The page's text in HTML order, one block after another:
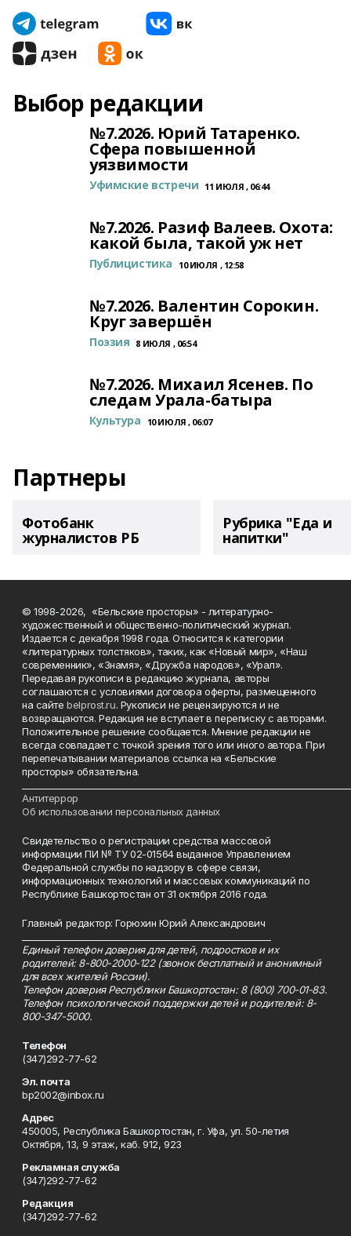
Выбор редакции
№7.2026. Юрий Татаренко.
Сфера повышенной
уязвимости
Уфимские встречи 11 ИЮЛЯ , 06:44
№7.2026. Разиф Валеев. Охота:
какой была, такой уж нет
Публицистика 10 ИЮЛЯ , 12:58
№7.2026. Валентин Сорокин.
Круг завершён
Поэзия 8 ИЮЛЯ , 06:54
№7.2026. Михаил Ясенев. По
следам Урала-батыра
Культура 10 ИЮЛЯ , 06:07
Партнеры
Фотобанк
журналистов РБ
Рубрика "Еда и
напитки"
© 1998-2026, «Бельские просторы» - литературно-
художественный и общественно-политический журнал.
Издается с декабря 1998 года. Относится к категории
«литературных толстяков», таких, как «Новый мир», «Наш
современник», «Знамя», «Дружба народов», «Урал».
Передавая рукописи в редакцию журнала, авторы
соглашаются с условиями договора оферты, размещенного
на сайтеbelprost.ru. Рукописи не рецензируются и не
возвращаются. Редакция не вступает в переписку с авторами.
Положительное решение сообщается. Мнение редакции не
всегда совпадает с точкой зрения того или иного автора. При
перепечатывании материалов ссылка на «Бельские
просторы» обязательна.
Антитеррор
Об использовании персональных данных
Свидетельство о регистрации средства массовой
информации ПИ № ТУ 02-01564 выданное Управлением
Федеральной службы по надзору в сфере связи,
информационных технологий и массовых коммуникаций по
Республике Башкортостан от 31 октября 2016 года.
Главный редактор: Горюхин Юрий Александрович
Единый телефон доверия для детей, подростков и их
родителей: 8-800-2000-122 (звонок бесплатный и анонимный
для всех жителей России).
Телефон доверия Республики Башкортостан: 8 (800) 700-01-83.
Телефон психологической поддержки детей и родителей: 8-
800-347-5000.
Телефон
(347)292-77-62
Эл. почта
bp2002@inbox.ru
Адрес
450005, Республика Башкортостан, г. Уфа, ул. 50-летия
Октября, 13, 9 этаж, каб. 912, 923
Рекламная служба
(347)292-77-62
Редакция
(347)292-77-62